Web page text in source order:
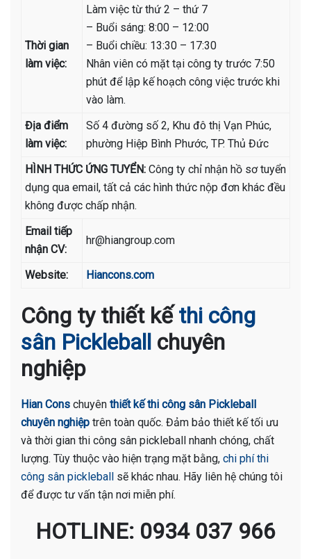
Thời gian
làm việc:
Làm việc từ thứ 2 – thứ 7
– Buổi sáng: 8:00 – 12:00
– Buổi chiều: 13:30 – 17:30
Nhân viên có mặt tại công ty trước 7:50
phút để lập kế hoạch công việc trước khi
vào làm.
Địa điểm
làm việc:
Số 4 đường số 2, Khu đô thị Vạn Phúc,
phường Hiệp Bình Phước, TP. Thủ Đức
HÌNH THỨC ỨNG TUYỂN: Công ty chỉ nhận hồ sơ tuyển
dụng qua email, tất cả các hình thức nộp đơn khác đều
không được chấp nhận.
Email tiếp
nhận CV:
hr@hiangroup.com
Website: Hiancons.com
Công ty thiết kếthi công
sân Pickleball chuyên
nghiệp
Hian Cons chuyên thiết kế thi công sân Pickleball
chuyên nghiệp trên toàn quốc. Đảm bảo thiết kế tối ưu
và thời gian thi công sân pickleball nhanh chóng, chất
lượng. Tùy thuộc vào hiện trạng mặt bằng, chi phí thi
công sân pickleball sẽ khác nhau. Hãy liên hệ chúng tôi
để được tư vấn tận nơi miễn phí.
HOTLINE: 0934 037 966